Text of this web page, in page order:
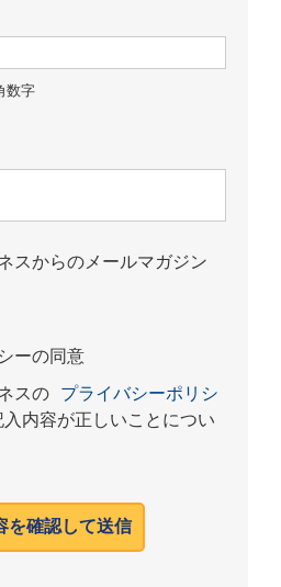
数字
スからのメールマガジン
ーの同意
スの
プライバシーポリシ
内容が正しいことについ
を確認して送信